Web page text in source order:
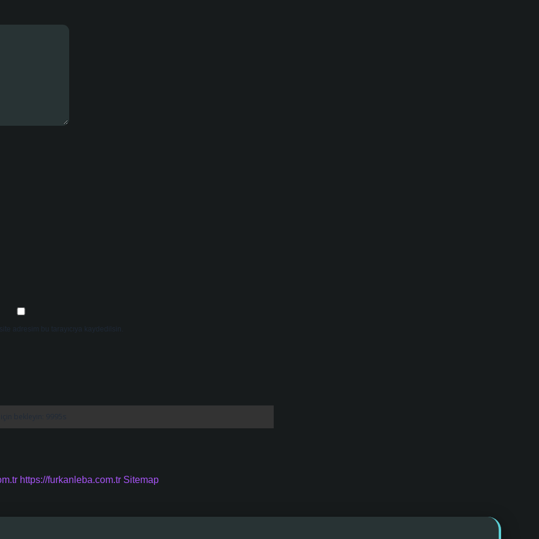
adresim bu tarayıcıya kaydedilsin.
https://furkanleba.com.tr Sitemap